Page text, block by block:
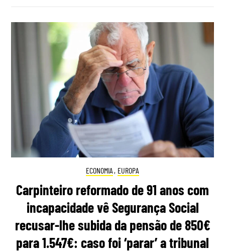
ECONOMIA , EUROPA
Carpinteiro reformado de 91 anos com
incapacidade vê Segurança Social
recusar-lhe subida da pensão de 850€
para 1.547€: caso foi ‘parar’ a tribunal